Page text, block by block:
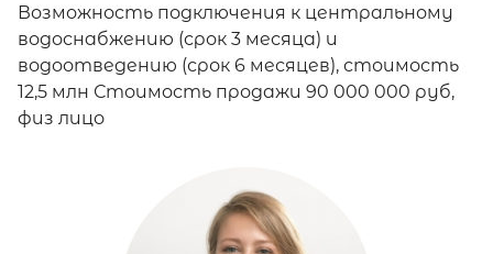
Возможность подключения к центральному
водоснабжению (срок 3 месяца) и
водоотведению (срок 6 месяцев), стоимость
12,5 млн Стоимость продажи 90 000 000 руб,
физ лицо